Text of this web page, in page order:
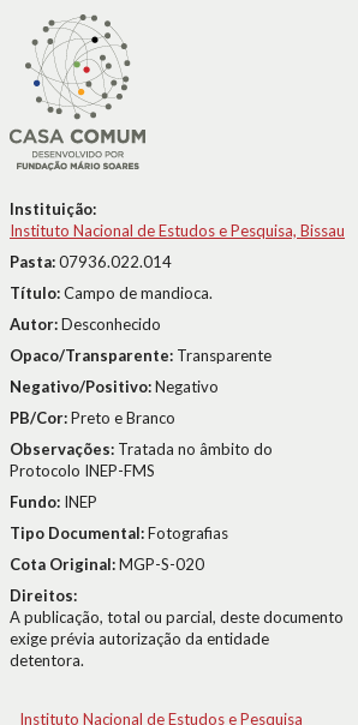
Instituição:
Instituto Nacional de Estudos e Pesquisa, Bissau
Pasta:07936.022.014
Título:Campo de mandioca.
Autor:Desconhecido
Opaco/Transparente: Transparente
Negativo/Positivo:Negativo
PB/Cor:Preto e Branco
Observações: Tratada no âmbito do
Protocolo INEP-FMS
Fundo: INEP
Tipo Documental:Fotografias
Cota Original:MGP-S-020
Direitos:
A publicação, total ou parcial, deste documento
exige prévia autorização da entidade
detentora.
Instituto Nacional de Estudos e Pesquisa